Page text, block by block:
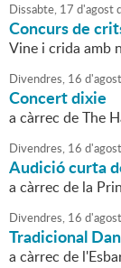
Dissabte, 17 d'agost
Concurs de
Vine i crida amb
Divendres, 16 d'agost
Concert dixie
a càrrec de The
Divendres, 16 d'agost
Audició curta
a càrrec de la
Divendres, 16 d'agost
Tradicional
a càrrec de